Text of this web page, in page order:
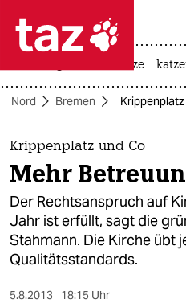
 taz zahl
taz zahl ich
themen
politik
öko
gesellschaft
kultur
hitze
Nord Bremen
Krippenplatz und Co
Mehr
Der Rechtsanspruch auf
Jahr ist erfüllt, sagt die
Stahmann. Die Kirche übt
Qualitätsstandards.
5.8.2013 18:15 Uhr